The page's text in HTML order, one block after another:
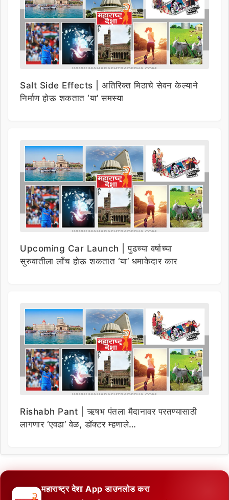
Salt Side Effects | अतिरिक्त मिठाचे सेवन केल्याने
निर्माण होऊ शकतात ‘या’ समस्या
Upcoming Car Launch | पुढच्या वर्षाच्या
सुरुवातीला लाँच होऊ शकतात ‘या’ धमाकेदार कार
Rishabh Pant | ऋषभ पंतला मैदानावर परतण्यासाठी
लागणार ‘एवढा’ वेळ, डॉक्टर म्हणाले…
महाराष्ट्र देशा App डाउनलोड करा